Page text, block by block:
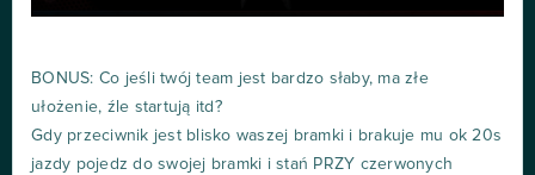
BONUS: Co jeśli twój team jest bardzo słaby, ma złe
ułożenie, źle startują itd?
Gdy przeciwnik jest blisko waszej bramki i brakuje mu ok 20s
jazdy pojedz do swojej bramki i stań PRZY czerwonych